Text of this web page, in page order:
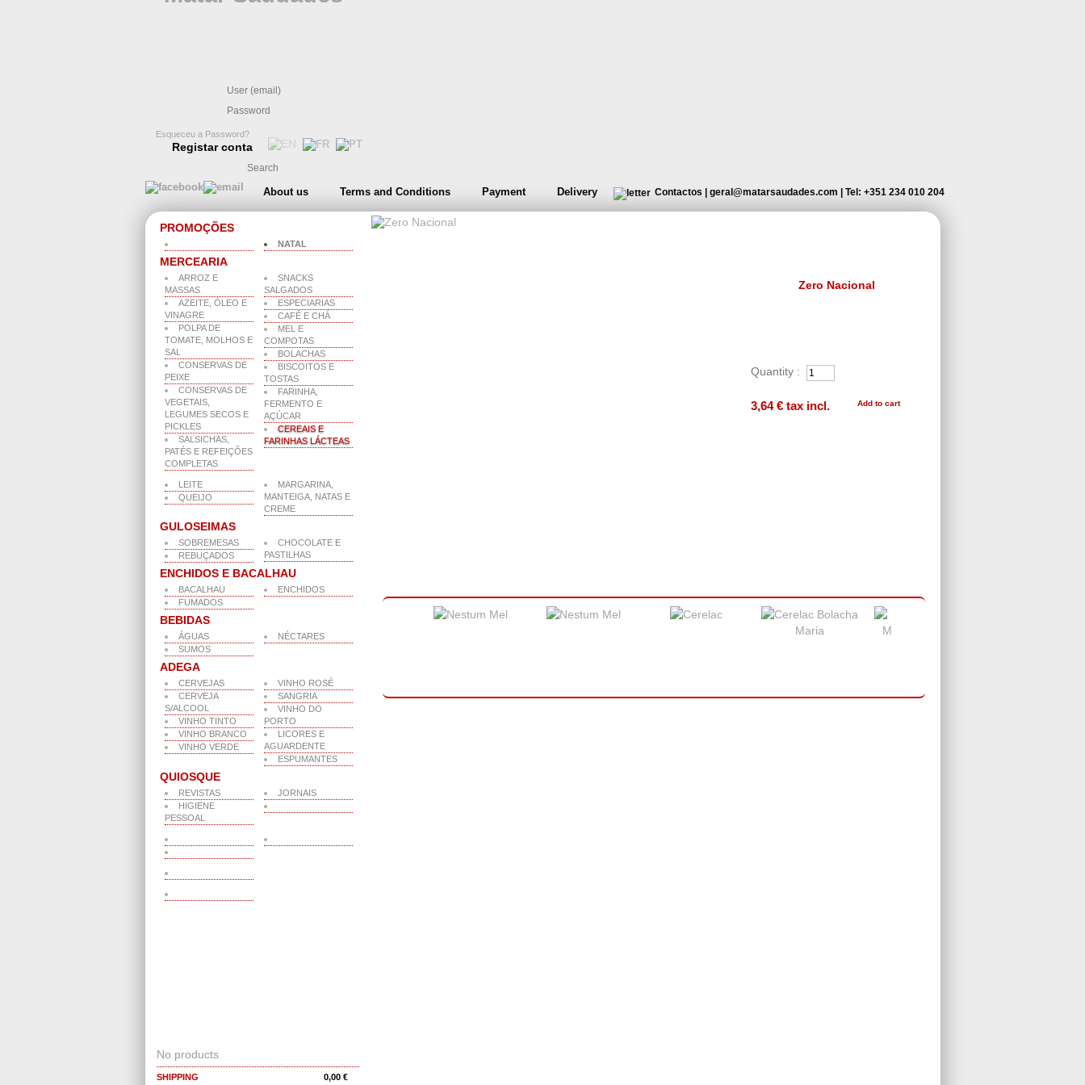
Esqueceu a Password?
Registar conta
About us Terms and Conditions Payment Delivery Contactos geral@matarsaudades.com Tel: +351 234 010 204
PROMOÇÕES
NATAL
MERCEARIA
ARROZ E
MASSAS
AZEITE, ÓLEO E
VINAGRE
POLPA DE
TOMATE, MOLHOS E
SAL
CONSERVAS DE
PEIXE
CONSERVAS DE
VEGETAIS,
LEGUMES SECOS E
PICKLES
SALSICHAS,
PATÉS E REFEIÇÕES
COMPLETAS
SNACKS
SALGADOS
ESPECIARIAS
CAFÉ E CHÁ
MEL E
COMPOTAS
BOLACHAS
BISCOITOS E
TOSTAS
FARINHA,
FERMENTO E
AÇÚCAR
CEREAIS E
FARINHAS LÁCTEAS
LEITE
QUEIJO
MARGARINA,
MANTEIGA, NATAS E
CREME
GULOSEIMAS
SOBREMESAS
REBUÇADOS
CHOCOLATE E
PASTILHAS
ENCHIDOS E BACALHAU
BACALHAU
FUMADOS
ENCHIDOS
BEBIDAS
ÁGUAS
SUMOS
NÉCTARES
ADEGA
CERVEJAS
CERVEJA
S/ALCOOL
VINHO TINTO
VINHO BRANCO
VINHO VERDE
VINHO ROSÉ
SANGRIA
VINHO DO
PORTO
LICORES E
AGUARDENTE
ESPUMANTES
QUIOSQUE
REVISTAS
HIGIENE
PESSOAL
JORNAIS
No products
SHIPPING
0,00 €
Zero Nacional
Quantity :
3,64 €tax incl.